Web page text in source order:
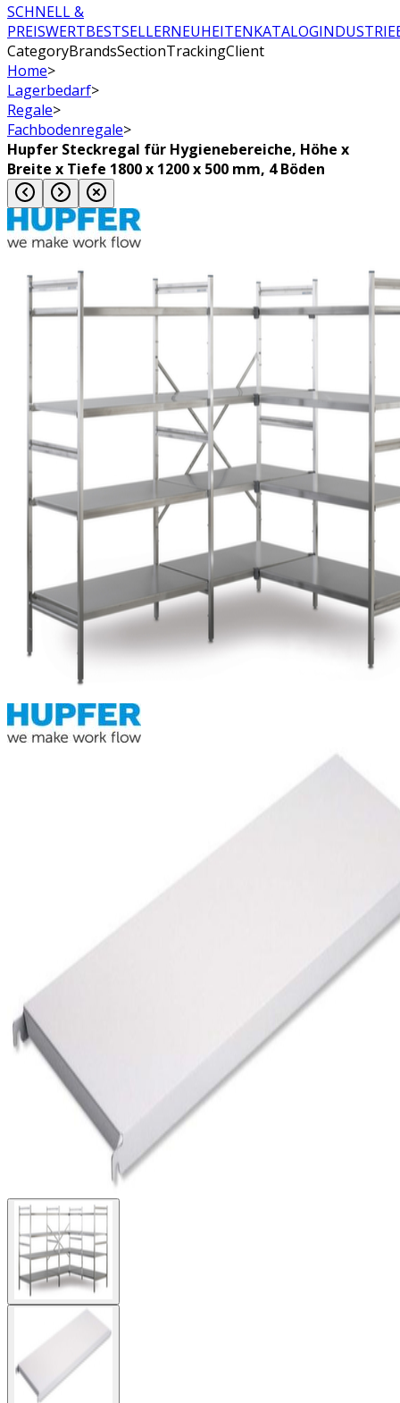
SCHNELL &
PREISWERTBESTSELLERNEUHEITENKATALOG
CategoryBrandsSectionTrackingClient
Home>
Lagerbedarf>
Regale>
Fachbodenregale>
Hupfer Steckregal für Hygienebereiche, Höhe x
Breite x Tiefe 1800 x 1200 x 500 mm, 4 Böden